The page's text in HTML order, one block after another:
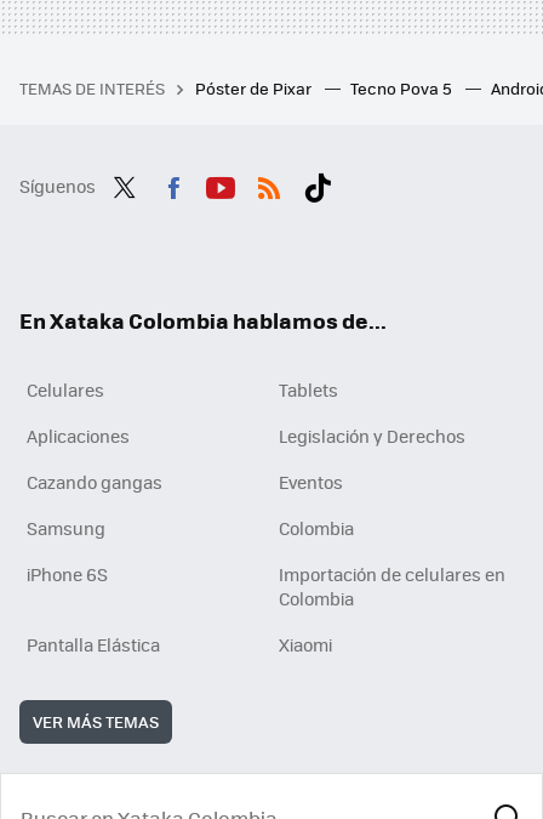
TEMAS DE INTERÉS Póster de Pixar Tecno Pova 5
Síguenos
En Xataka Colombia hablamos de...
Celulares
Tablets
Aplicaciones
Legislación y Derechos
Cazando gangas
Eventos
Samsung
Colombia
iPhone 6S
Importación de celulares en
Colombia
Pantalla Elástica
Xiaomi
VER MÁS TEMAS